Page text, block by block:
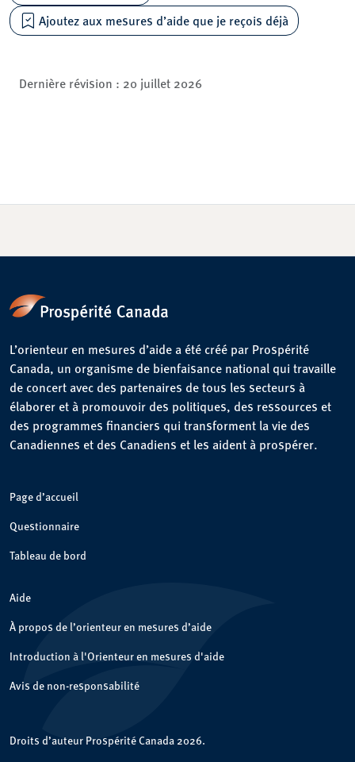
Ajoutez aux mesures d’aide que je reçois déjà
Dernière révision : 20 juillet 2026
L’orienteur en mesures d’aide a été créé par Prospérité
Canada, un organisme de bienfaisance national qui travaille
de concert avec des partenaires de tous les secteurs à
élaborer et à promouvoir des politiques, des ressources et
des programmes financiers qui transforment la vie des
Canadiennes et des Canadiens et les aident à prospérer.
Page d’accueil
Questionnaire
Tableau de bord
Aide
À propos de l’orienteur en mesures d’aide
Introduction à l'Orienteur en mesures d'aide
Avis de non-responsabilité
Droits d’auteur Prospérité Canada 2026.